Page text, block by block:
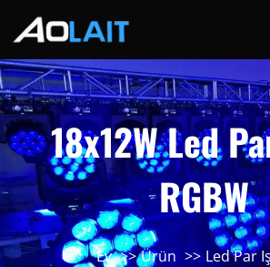
18x12W Led
RGBW
Ev Ürün
Led Par